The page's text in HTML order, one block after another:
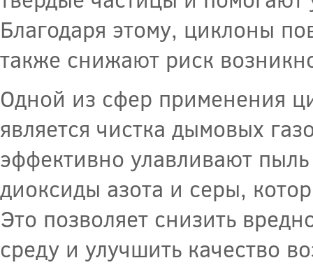
Благодаря этому, циклоны
также снижают риск
Одной из сфер применения
является чистка дымовых
эффективно улавливают
диоксиды азота и серы,
Это позволяет снизить
среду и улучшить качество